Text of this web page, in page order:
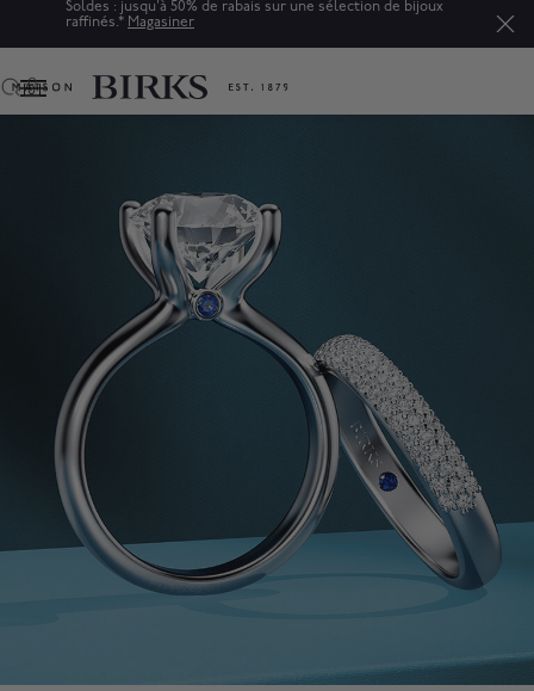
Soldes : jusqu'à 50% de rabais sur une sélection de bijoux
raffinés.* Magasiner
0